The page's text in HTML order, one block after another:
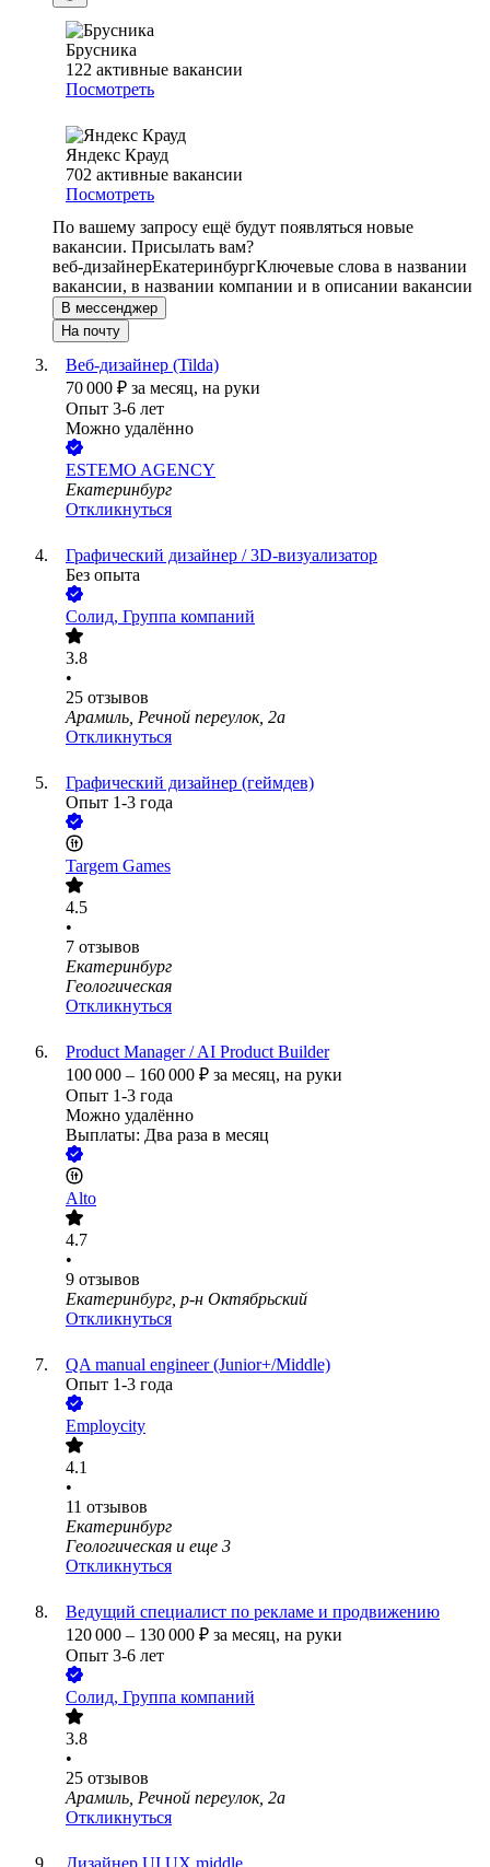
Брусника
122 активные вакансии
Посмотреть
Яндекс Крауд
702 активные вакансии
Посмотреть
По вашему запросу ещё будут появляться новые
вакансии. Присылать вам?
веб-дизайнерЕкатеринбургКлючевые слова в названии
вакансии, в названии компании и в описании вакансии
В мессенджер
На почту
Веб-дизайнер (Tilda)
70 000 ₽ за месяц, на руки
Опыт 3-6 лет
Можно удалённо
ESTEMO AGENCY
Екатеринбург
Откликнуться
Графический дизайнер / 3D-визуализатор
Без опыта
Солид, Группа компаний
3.8
•
25 отзывов
Арамиль, Речной переулок, 2а
Откликнуться
Графический дизайнер (геймдев)
Опыт 1-3 года
Targem Games
4.5
•
7 отзывов
Екатеринбург
Геологическая
Откликнуться
Product Manager / AI Product Builder
100 000 – 160 000 ₽ за месяц, на руки
Опыт 1-3 года
Можно удалённо
Выплаты: Два раза в месяц
Alto
4.7
•
9 отзывов
Екатеринбург, р-н Октябрьский
Откликнуться
QA manual engineer (Junior+/Middle)
Опыт 1-3 года
Employcity
4.1
•
11 отзывов
Екатеринбург
Геологическая и еще 3
Откликнуться
Ведущий специалист по рекламе и продвижению
120 000 – 130 000 ₽ за месяц, на руки
Опыт 3-6 лет
Солид, Группа компаний
3.8
•
25 отзывов
Арамиль, Речной переулок, 2а
Откликнуться